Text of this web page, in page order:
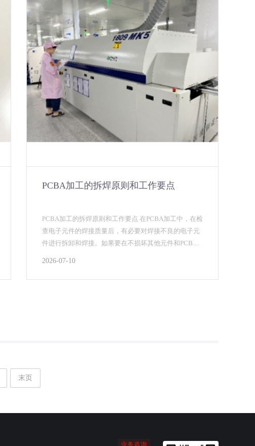
PCBA加工的拆焊原则和工作要点
PCBA加工的拆焊原则和工作要点 在PCBA加工​中，在检
查电子元件的焊接质量后，有必要对焊接不良的电子元
件进行拆卸和焊接。如果要在不损坏其他元件和PCB板
2026-07-10
末页
业务咨询